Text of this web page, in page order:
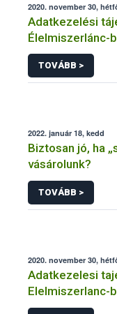
2020. november 30,
Adatkezelési
Élelmiszerlánc-
tájékoztatók
kapcsolódó
TOVÁBB >
2022. január 18, kedd
Biztosan jó, ha
vásárolunk?
TOVÁBB >
2020. november 30,
Adatkezelesi
Elelmiszerlanc-
Rendszerben